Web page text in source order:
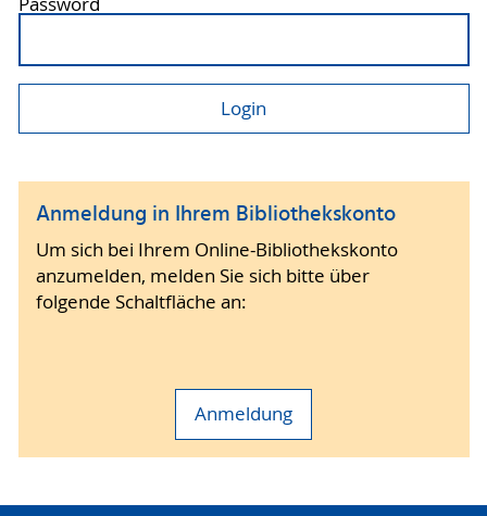
Anmeldung in Ihrem Bibliothekskonto
Um sich bei Ihrem Online-Bibliothekskonto
anzumelden, melden Sie sich bitte über
folgende Schaltfläche an:
Anmeldung